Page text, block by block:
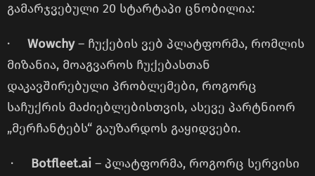
გამარჯვებული 20 სტარტაპი ცნობილია:
· Wowchy– ჩუქების ვებ პლატფორმა, რომლის
მიზანია, მოაგვაროს ჩუქებასთან
დაკავშირებული პრობლემები, როგორც
საჩუქრის მაძიებლებისთვის, ასევე პარტნიორ
„მერჩანტებს“ გაუზარდოს გაყიდვები.
· Botfleet.ai – პლატფორმა, როგორც სერვისი